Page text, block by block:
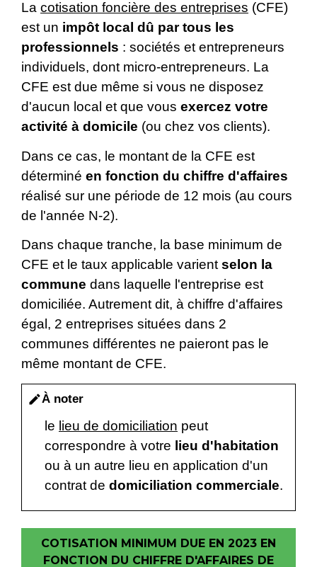
La cotisation foncière des entreprises (CFE)
est un impôt local dû par tous les
professionnels : sociétés et entrepreneurs
individuels, dont micro-entrepreneurs. La
CFE est due même si vous ne disposez
d'aucun local et que vous exercez votre
activité à domicile (ou chez vos clients).
Dans ce cas, le montant de la CFE est
déterminé en fonction du chiffre d'affaires
réalisé sur une période de 12 mois (au cours
de l'année N-2).
Dans chaque tranche, la base minimum de
CFE et le taux applicable varient selon la
commune dans laquelle l'entreprise est
domiciliée. Autrement dit, à chiffre d'affaires
égal, 2 entreprises situées dans 2
communes différentes ne paieront pas le
même montant de CFE.
editÀ noter
le lieu de domiciliation peut
correspondre à votre lieu d'habitation
ou à un autre lieu en application d'un
contrat de domiciliation commerciale.
COTISATION MINIMUM DUE EN 2023 EN
FONCTION DU CHIFFRE D'AFFAIRES DE